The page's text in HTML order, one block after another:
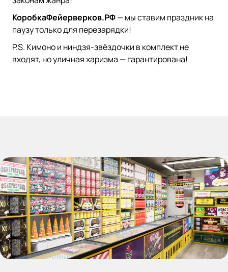
КоробкаФейерверков.РФ— мы ставим праздник на
паузу только для перезарядки!
P.S. Кимоно и ниндзя-звёздочки в комплект не
входят, но уличная харизма — гарантирована!